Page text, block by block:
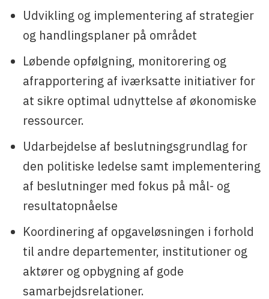
Udvikling og implementering af strategier
og handlingsplaner på området
Løbende opfølgning, monitorering og
afrapportering af iværksatte initiativer for
at sikre optimal udnyttelse af økonomiske
ressourcer.
Udarbejdelse af beslutningsgrundlag for
den politiske ledelse samt implementering
af beslutninger med fokus på mål- og
resultatopnåelse
Koordinering af opgaveløsningen i forhold
til andre departementer, institutioner og
aktører og opbygning af gode
samarbejdsrelationer.